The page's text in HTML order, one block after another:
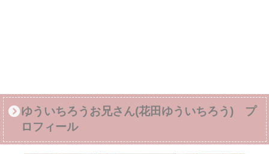
ゆういちろうお兄さん(花田ゆういちろう) プ
ロフィール